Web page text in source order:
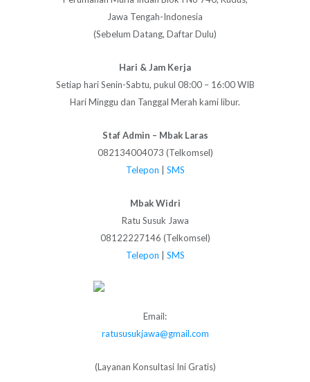
Jawa Tengah-Indonesia
(Sebelum Datang, Daftar Dulu)
Hari & Jam Kerja
Setiap hari Senin-Sabtu, pukul 08:00 – 16:00 WIB
Hari Minggu dan Tanggal Merah kami libur.
Staf Admin – Mbak Laras
082134004073 (Telkomsel)
Telepon
SMS
Mbak Widri
Ratu Susuk Jawa
08122227146 (Telkomsel)
Telepon
SMS
Email:
ratususukjawa@gmail.com
(Layanan Konsultasi Ini Gratis)